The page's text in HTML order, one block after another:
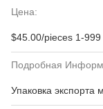
Цена:
$45.00/pieces 1-999
Подробная
Упаковка экспорта